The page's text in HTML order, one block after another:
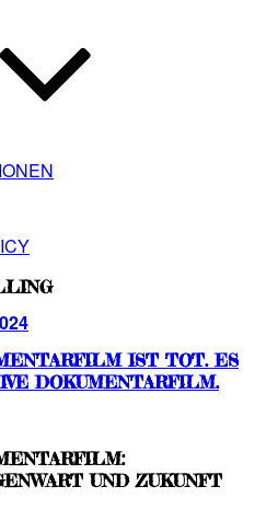
IST TOT. ES
DOKUMENTARFILM.
UND ZUKUNFT